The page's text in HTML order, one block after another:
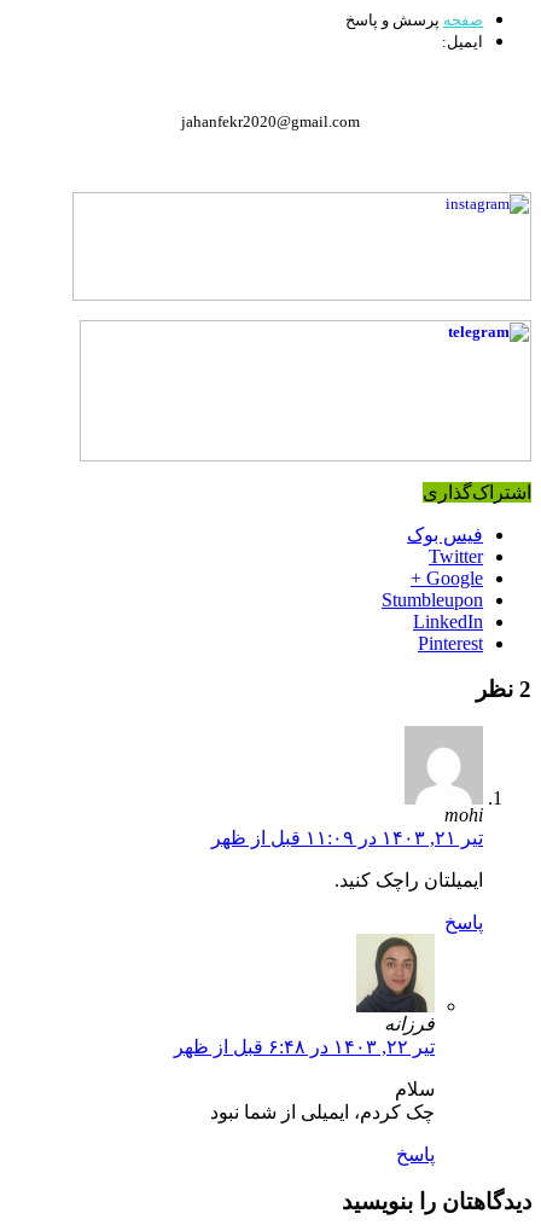
صفحه پرسش و پاسخ
ایمیل:
jahanfekr2020@gmail.com
اشتراک‌گذاری
فیس بوک
Twitter
Google +
Stumbleupon
LinkedIn
Pinterest
2 نظر
mohi
تیر ۲۱, ۱۴۰۳ در ۱۱:۰۹ قبل از ظهر
ایمیلتان راچک کنید.
پاسخ
فرزانه
تیر ۲۲, ۱۴۰۳ در ۶:۴۸ قبل از ظهر
سلام
چک کردم، ایمیلی از شما نبود
پاسخ
دیدگاهتان را بنویسید